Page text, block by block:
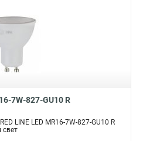
7W-827-GU10 R
LINE LED MR16-7W-827-GU10 R
свет